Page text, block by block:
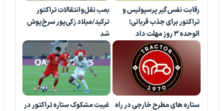
رقابت نفس‌گیر پرسپولیس و
تراکتور برای جذب قربانی؛
الوحده ۳ روز مهلت داد
بمب نقل‌وانتقالات تراکتور
ترکید/میلاد زکی‌پور سرخ‌پوش
شد
ستاره های مطرح خارجی در راه غیبت مشکوک ستاره تراکتور در